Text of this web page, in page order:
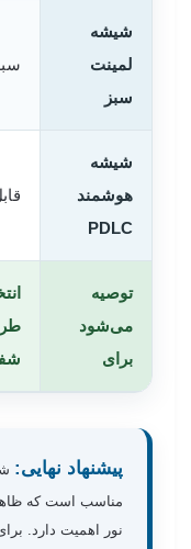
شیشه
لمینت
سبز
شیشه
هوشمند
PDLC
توصیه
می‌شود
برای
پیشنهاد نهایی:
مناسب است که
نور اهمیت دارد.